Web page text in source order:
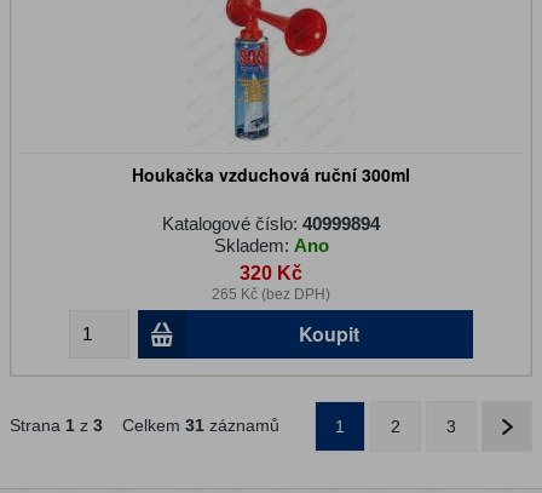
Houkačka vzduchová ruční 300ml
Katalogové číslo: 40999894
Skladem: Ano
320 Kč
265 Kč (bez DPH)
Koupit
Strana 1 z 3 Celkem 31 záznamů 1 2 3